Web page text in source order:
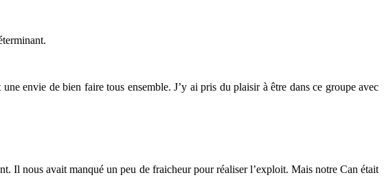
envie de bien faire tous ensemble. J’y ai pris du plaisir à être dans ce groupe avec
Il nous avait manqué un peu de fraicheur pour réaliser l’exploit. Mais notre Can était